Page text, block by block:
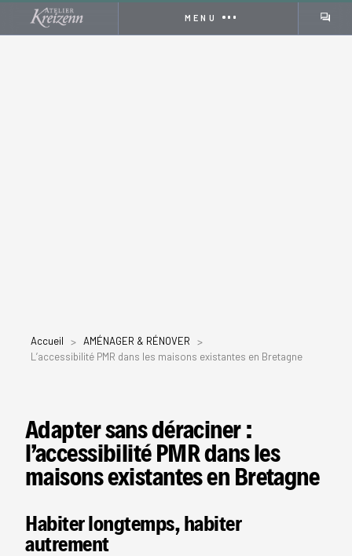
MENU
Accueil > AMÉNAGER & RÉNOVER >
L’accessibilité PMR dans les maisons existantes en Bretagne
Adapter sans déraciner :
l’accessibilité PMR dans les
maisons existantes en Bretagne
Habiter longtemps, habiter
autrement